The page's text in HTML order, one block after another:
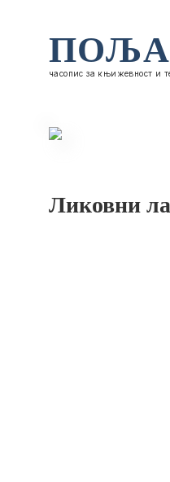
ПОЉА
часопис за књижевност и
Ликовни